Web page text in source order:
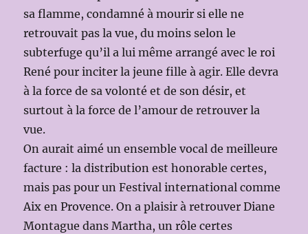
sa flamme, condamné à mourir si elle ne
retrouvait pas la vue, du moins selon le
subterfuge qu’il a lui même arrangé avec le roi
René pour inciter la jeune fille à agir. Elle devra
à la force de sa volonté et de son désir, et
surtout à la force de l’amour de retrouver la
vue.
On aurait aimé un ensemble vocal de meilleure
facture : la distribution est honorable certes,
mais pas pour un Festival international comme
Aix en Provence. On a plaisir à retrouver Diane
Montague dans Martha, un rôle certes